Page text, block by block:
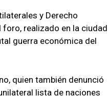
y Derecho
foro, realizado en la ciudad
guerra económica del
quien también denunció
lista de naciones